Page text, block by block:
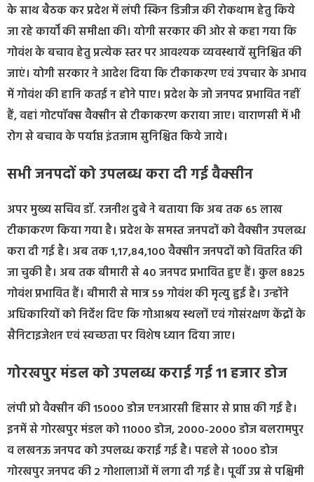
के साथ बैठक कर प्रदेश में लंपी स्किन डिजीज की रोकथाम हेतु किये
जा रहे कार्यों की समीक्षा की। योगी सरकार की ओर से कहा गया कि
गोवंश के बचाव हेतु प्रत्येक स्तर पर आवश्यक व्यवस्थायें सुनिश्चित की
जाएं। योगी सरकार ने आदेश दिया कि टीकाकरण एवं उपचार के अभाव
में गोवंश की हानि कतई न होने पाए। प्रदेश के जो जनपद प्रभावित नहीं
हैं, वहां गोटपॉक्स वैक्सीन से टीकाकरण कराया जाए। वाराणसी में भी
रोग से बचाव के पर्याप्त इंतजाम सुनिश्चित किये जाये।
सभी जनपदों को उपलब्ध करा दी गई वैक्सीन
अपर मुख्य सचिव डॉ. रजनीश दुबे ने बताया कि अब तक 65 लाख
टीकाकरण किया गया है। प्रदेश के समस्त जनपदों को वैक्सीन उपलब्ध
करा दी गई है। अब तक 1,17,84,100 वैक्सीन जनपदों को वितरित की
जा चुकी है। अब तक बीमारी से 40 जनपद प्रभावित हुए हैं। कुल 8825
गोवंश प्रभावित हैं। बीमारी से मात्र 59 गोवंश की मृत्यु हुई है। उन्होंने
अधिकारियों को निर्देश दिए कि गोआश्रय स्थलों एवं गोसंरक्षण केंद्रों के
सैनिटाइजेशन एवं स्वच्छता पर विशेष ध्यान दिया जाए।
गोरखपुर मंडल को उपलब्ध कराई गई 11 हजार डोज
लंपी प्रो वैक्सीन की 15000 डोज एनआरसी हिसार से प्राप्त की गई है।
इनमें से गोरखपुर मंडल को 11000 डोज, 2000-2000 डोज बलरामपुर
व लखनऊ जनपद को उपलब्ध कराई गई है। पहले से 1000 डोज
गोरखपुर जनपद की 2 गोशालाओं में लगा दी गई है। पूर्वी उप्र से पश्चिमी